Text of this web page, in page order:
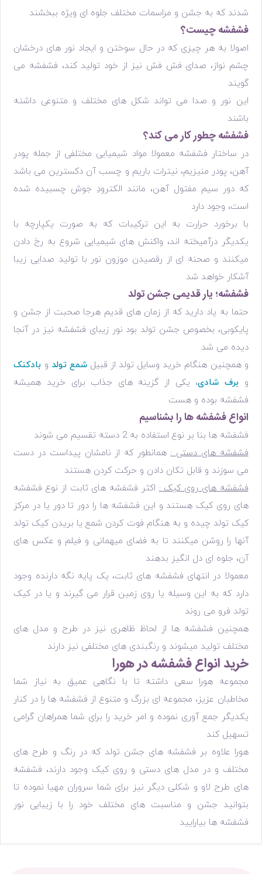
شدند که به جشن و مراسمات مختلف جلوه ای ویژه ببخشند
فشفشه چیست؟
اصولا به هر چیزی که در حال سوختن و ایجاد نور های درخشان
چشم نواز، صدای فش فش نیز از خود تولید کند، فشفشه می
گویند
این نور و صدا می تواند شکل های مختلف و متنوعی داشته
باشند
فشفشه چطور کار می کند؟
در ساختار فشفشه معمولا مواد شیمیایی مختلفی از جمله پودر
آهن، پودر منیزیم، نیترات باریم و چسب آن دکسترین می‌ باشد
که دور سیم مفتول آهن، مانند الکترودِ جوش چسبیده شده‌
است، وجود دارد
با برخورد حرارت به این ترکیبات که به صورت یکپارچه با
یکدیگر درآمیخته اند، واکنش های شیمیایی شروع به رخ دادن
میکنند و صحنه ای از رقصیدن موزون نور با تولید صدایی زیبا
آشکار خواهد شد
فشفشه؛ یار قدیمی جشن تولد
حتما به یاد دارید که از زمان های قدیم هرجا صحبت از جشن و
پایکوبی، بخصوص جشن تولد بود نور زیبای فشفشه نیز در آنجا
دیده می شد
و همچنین هنگام خرید وسایل تولد از قبیلشمع تولد و بادکنک
و برف شادی، یکی از گزینه های جذاب برای خرید همیشه
فشفشه بوده و هست
انواع فشفشه ها را بشناسیم
فشفشه ها بنا بر نوع استفاده به 2 دسته تقسیم می شوند
فشفشه های دستی :همانطور که از نامشان پیداست در دست
می سوزند و قابل تکان دادن و حرکت کردن هستند
فشفشه های روی کیک :اکثر فشفشه های ثابت از نوع فشفشه
های روی کیک هستند و این فشفشه ها را دور تا دور یا در مرکز
کیک تولد چیده و به هنگام فوت کردن شمع یا بریدن کیک تولد
آنها را روشن میکنند تا به فضای میهمانی و فیلم و عکس های
آن، جلوه ای دل انگیز بدهند
معمولا در انتهای فشفشه های ثابت، یک پایه نگه دارنده وجود
دارد که به این وسیله یا روی زمین قرار می گیرند و یا در کیک
تولد فرو می روند
همچنین فشفشه ها از لحاظ ظاهری نیز در طرح و مدل های
مختلف تولید میشوند و رنگبندی های مختلفی نیز دارند
خرید انواع فشفشه در هورا
مجموعه هورا سعی داشته تا با نگاهی عمیق به نیاز شما
مخاطبان عزیز، مجموعه ای بزرگ و متنوع از فشفشه ها را در کنار
یکدیگر جمع آوری نموده و امر خرید را برای شما همراهان گرامی
تسهیل کند
هورا علاوه بر فشفشه های جشن تولد که در رنگ و طرح های
مختلف و در مدل های دستی و روی کیک وجود دارند، فشفشه
های طرح لاو و شکلی دیگر نیز برای شما سروران مهیا نموده تا
بتوانید جشن و مناسبت های مختلف خود را با زیبایی نور
فشفشه ها بیارایید